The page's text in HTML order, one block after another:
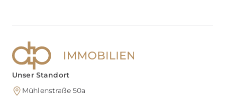
Unser Standort
Mühlenstraße 50a